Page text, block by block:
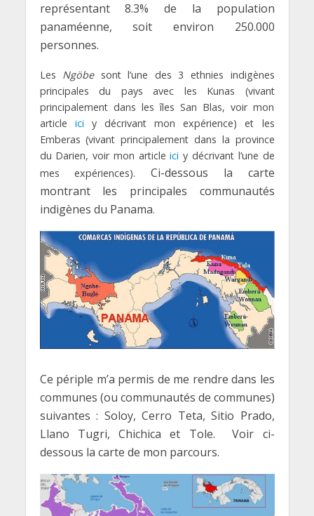
représentant 8.3% de la population
panaméenne, soit environ 250.000
personnes.
Les Ngöbesont l’une des 3 ethnies indigènes
principales du pays avec les Kunas (vivant
principalement dans les îles San Blas, voir mon
article ici y décrivant mon expérience) et les
Emberas (vivant principalement dans la province
du Darien, voir mon articleici y décrivant l’une de
mes expériences). Ci-dessous la carte
montrant les principales communautés
indigènes du Panama.
Ce périple m’a permis de me rendre dans les
communes (ou communautés de communes)
suivantes : Soloy, Cerro Teta, Sitio Prado,
Llano Tugri, Chichica et Tole. Voir ci-
dessous la carte de mon parcours.